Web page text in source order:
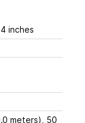
inches
meters), 50